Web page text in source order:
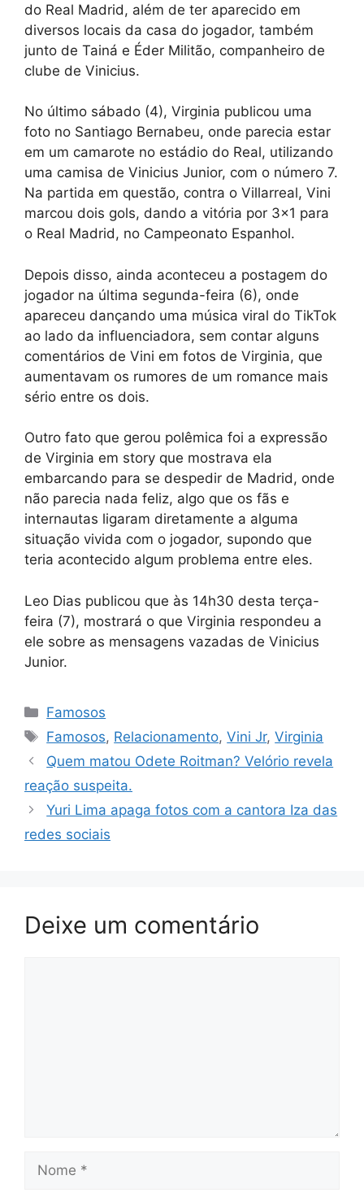
do Real Madrid, além de ter aparecido em
diversos locais da casa do jogador, também
junto de Tainá e Éder Militão, companheiro de
clube de Vinicius.
No último sábado (4), Virginia publicou uma
foto no Santiago Bernabeu, onde parecia estar
em um camarote no estádio do Real, utilizando
uma camisa de Vinicius Junior, com o número 7.
Na partida em questão, contra o Villarreal, Vini
marcou dois gols, dando a vitória por 3×1 para
o Real Madrid, no Campeonato Espanhol.
Depois disso, ainda aconteceu a postagem do
jogador na última segunda-feira (6), onde
apareceu dançando uma música viral do TikTok
ao lado da influenciadora, sem contar alguns
comentários de Vini em fotos de Virginia, que
aumentavam os rumores de um romance mais
sério entre os dois.
Outro fato que gerou polêmica foi a expressão
de Virginia em story que mostrava ela
embarcando para se despedir de Madrid, onde
não parecia nada feliz, algo que os fãs e
internautas ligaram diretamente a alguma
situação vivida com o jogador, supondo que
teria acontecido algum problema entre eles.
Leo Dias publicou que às 14h30 desta terça-
feira (7), mostrará o que Virginia respondeu a
ele sobre as mensagens vazadas de Vinicius
Junior.
Categorias
Famosos
Tags
Famosos, Relacionamento,Vini Jr,Virginia
Quem matou Odete Roitman? Velório revela
reação suspeita.
Yuri Lima apaga fotos com a cantora Iza das
redes sociais
Deixe um comentário